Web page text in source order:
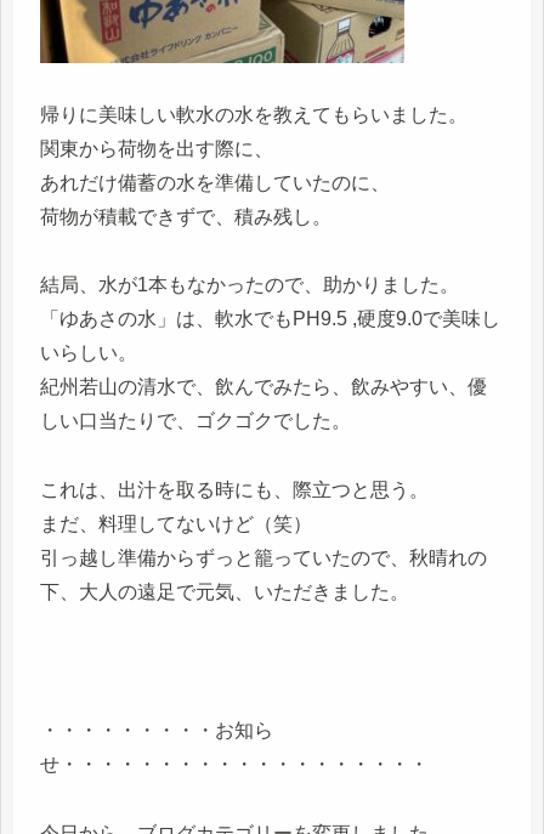
帰りに美味しい軟水の水を教えてもらいました。
関東から荷物を出す際に、
あれだけ備蓄の水を準備していたのに、
荷物が積載できずで、積み残し。
結局、水が1本もなかったので、助かりました。
「ゆあさの水」は、軟水でもPH9.5 ,硬度9.0で美味し
いらしい。
紀州若山の清水で、飲んでみたら、飲みやすい、優
しい口当たりで、ゴクゴクでした。
これは、出汁を取る時にも、際立つと思う。
まだ、料理してないけど（笑）
引っ越し準備からずっと籠っていたので、秋晴れの
下、大人の遠足で元気、いただきました。
・・・・・・・・・お知ら
せ・・・・・・・・・・・・・・・・・・・